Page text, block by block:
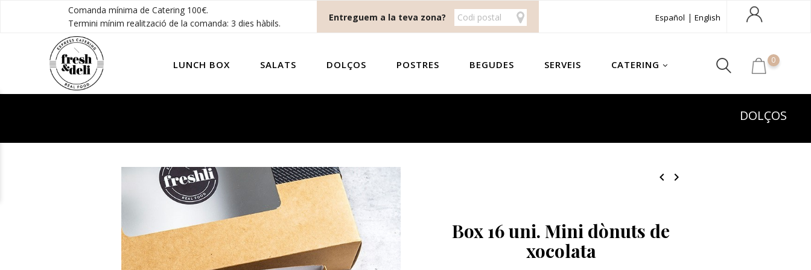
Comanda mínima de Catering 100€.
Termini mínim realització de la comanda: 3 dies hàbils.
Entreguem a la teva zona? Español | English
0
LUNCH BOX SALATS DOLÇOS POSTRES BEGUDES SERVEIS CATERING
DOLÇOS
chevron_left chevron_right
Box 16 uni. Mini dònuts de
xocolata